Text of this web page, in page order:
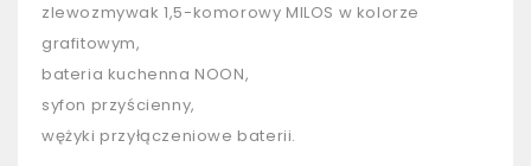
zlewozmywak 1,5-komorowy MILOS w kolorze
grafitowym,
bateria kuchenna NOON,
syfon przyścienny,
wężyki przyłączeniowe baterii.